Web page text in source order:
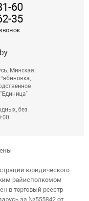
60
35
Минская
без
юридического
райисполкомом
в торговый реестр
за №555842 от